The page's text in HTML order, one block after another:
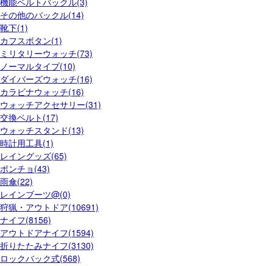
その他のバックル(14)
靴下(1)
カフスボタン(1)
ミリタリーウォッチ(73)
ノーマルタイプ(10)
ダイバーズウォッチ(16)
カラビナウォッチ(16)
ウォッチアクセサリー(31)
交換ベルト(17)
ウォッチスタンド(13)
時計用工具(1)
レイングッズ(65)
ポンチョ(43)
雨傘(22)
レインブーツ@(0)
狩猟・アウトドア(10691)
ナイフ(8156)
アウトドアナイフ(1594)
折りたたみナイフ(3130)
ロックバック式(568)